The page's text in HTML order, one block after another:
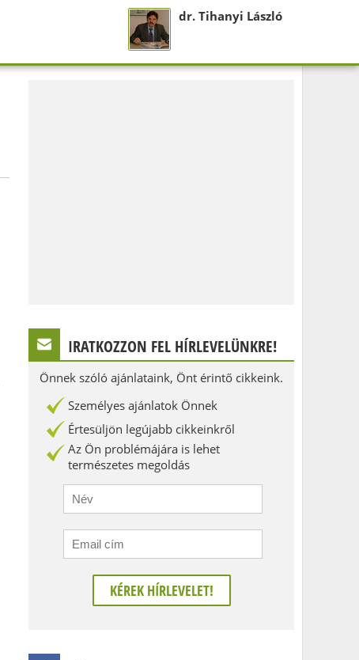
dr. Tihanyi László
IRATKOZZON FEL HÍRLEVELÜNKRE!
Önnek szóló ajánlataink, Önt érintő cikkeink.
Személyes ajánlatok Önnek
Értesüljön legújabb cikkeinkről
Az Ön problémájára is lehet
természetes megoldás